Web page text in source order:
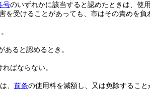
号のいずれかに該当すると認めたときは、使
を受けることがあっても、市はその責めを負
ると認めるとき。
ばならない。
、 前条の使用料を減額し、又は免除すること